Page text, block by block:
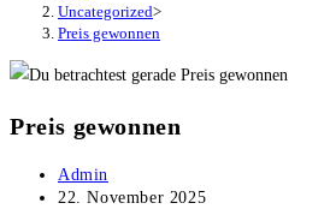
Uncategorized>
Preis gewonnen
Preis gewonnen
Beitrags-
Autor:
Admin
Beitrag
22. November 2025